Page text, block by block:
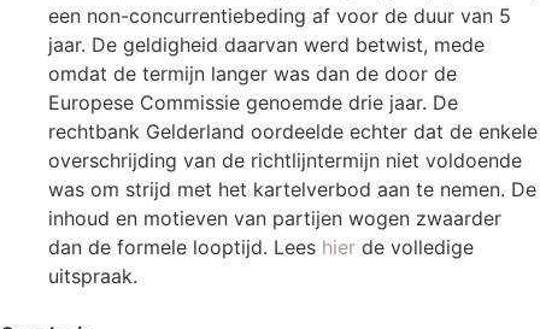
een non-concurrentiebeding af voor de duur van 5
jaar. De geldigheid daarvan werd betwist, mede
omdat de termijn langer was dan de door de
Europese Commissie genoemde drie jaar. De
rechtbank Gelderland oordeelde echter dat de enkele
overschrijding van de richtlijntermijn niet voldoende
was om strijd met het kartelverbod aan te nemen. De
inhoud en motieven van partijen wogen zwaarder
dan de formele looptijd. Lees hier de volledige
uitspraak.